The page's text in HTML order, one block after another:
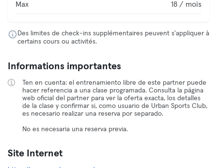
Max 18 / mois
Des limites de check-ins supplémentaires peuvent s'appliquer à
certains cours ou activités.
Informations importantes
Ten en cuenta: el entrenamiento libre de este partner puede
hacer referencia a una clase programada. Consulta la página
web oficial del partner para ver la oferta exacta, los detalles
de la clase y confirmar si, como usuario de Urban Sports Club,
es necesario realizar una reserva por separado.
No es necesaria una reserva previa.
Site Internet